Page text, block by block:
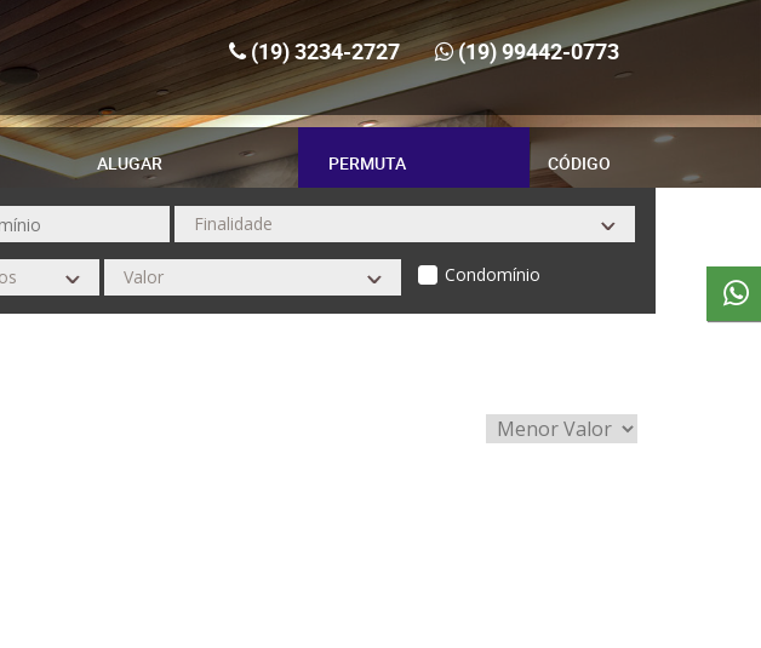
(19) 99442-0773
(19) 3234-2727
ALUGAR PERMUTA CÓDIGO
Condomínio